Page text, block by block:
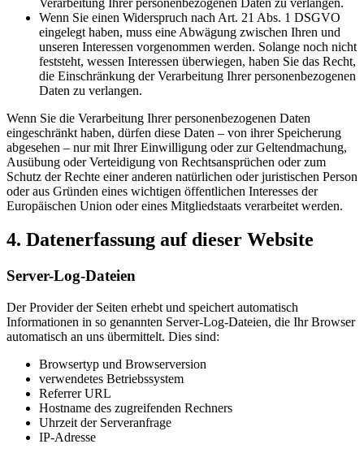
Wenn Sie einen Widerspruch nach Art. 21 Abs. 1 DSGVO
eingelegt haben, muss eine Abwägung zwischen Ihren und
unseren Interessen vorgenommen werden. Solange noch nicht
feststeht, wessen Interessen überwiegen, haben Sie das Recht,
die Einschränkung der Verarbeitung Ihrer personenbezogenen
Daten zu verlangen.
Wenn Sie die Verarbeitung Ihrer personenbezogenen Daten
eingeschränkt haben, dürfen diese Daten – von ihrer Speicherung
abgesehen – nur mit Ihrer Einwilligung oder zur Geltendmachung,
Ausübung oder Verteidigung von Rechtsansprüchen oder zum
Schutz der Rechte einer anderen natürlichen oder juristischen Person
oder aus Gründen eines wichtigen öffentlichen Interesses der
Europäischen Union oder eines Mitgliedstaats verarbeitet werden.
4. Datenerfassung auf dieser Website
Server-Log-Dateien
Der Provider der Seiten erhebt und speichert automatisch
Informationen in so genannten Server-Log-Dateien, die Ihr Browser
automatisch an uns übermittelt. Dies sind:
Browsertyp und Browserversion
verwendetes Betriebssystem
Referrer URL
Hostname des zugreifenden Rechners
Uhrzeit der Serveranfrage
IP-Adresse